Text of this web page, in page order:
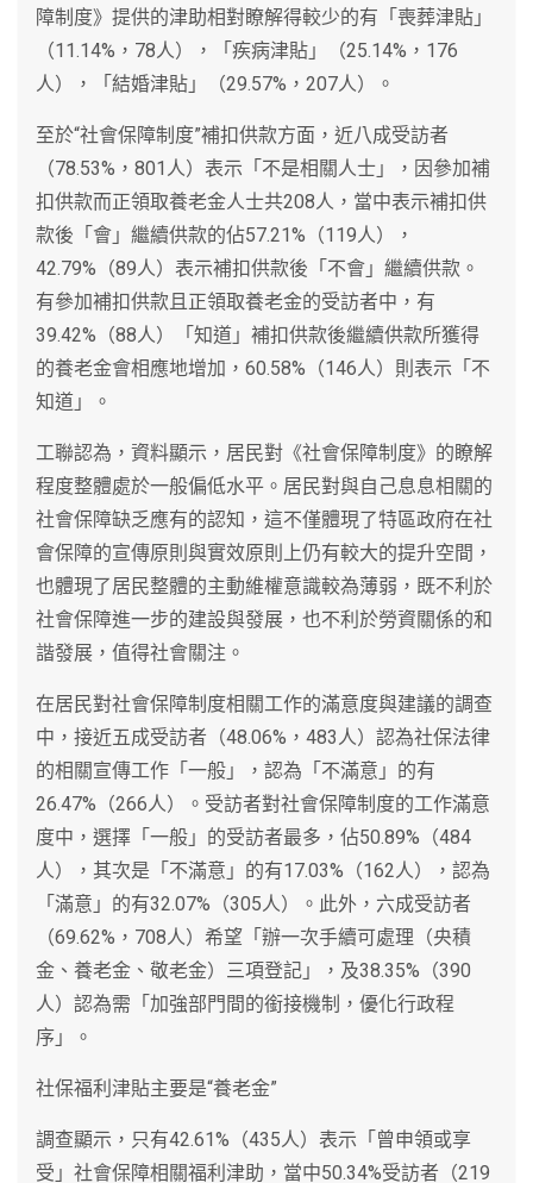
障制度》提供的津助相對瞭解得較少的有「喪葬津貼」
（11.14%，78人），「疾病津貼」（25.14%，176
人），「結婚津貼」（29.57%，207人）。
至於“社會保障制度”補扣供款方面，近八成受訪者
（78.53%，801人）表示「不是相關人士」，因參加補
扣供款而正領取養老金人士共208人，當中表示補扣供
款後「會」繼續供款的佔57.21%（119人），
42.79%（89人）表示補扣供款後「不會」繼續供款。
有參加補扣供款且正領取養老金的受訪者中，有
39.42%（88人）「知道」補扣供款後繼續供款所獲得
的養老金會相應地增加，60.58%（146人）則表示「不
知道」。
工聯認為，資料顯示，居民對《社會保障制度》的瞭解
程度整體處於一般偏低水平。居民對與自己息息相關的
社會保障缺乏應有的認知，這不僅體現了特區政府在社
會保障的宣傳原則與實效原則上仍有較大的提升空間，
也體現了居民整體的主動維權意識較為薄弱，既不利於
社會保障進一步的建設與發展，也不利於勞資關係的和
諧發展，值得社會關注。
在居民對社會保障制度相關工作的滿意度與建議的調查
中，接近五成受訪者（48.06%，483人）認為社保法律
的相關宣傳工作「一般」，認為「不滿意」的有
26.47%（266人）。受訪者對社會保障制度的工作滿意
度中，選擇「一般」的受訪者最多，佔50.89%（484
人），其次是「不滿意」的有17.03%（162人），認為
「滿意」的有32.07%（305人）。此外，六成受訪者
（69.62%，708人）希望「辦一次手續可處理（央積
金、養老金、敬老金）三項登記」，及38.35%（390
人）認為需「加強部門間的銜接機制，優化行政程
序」。
社保福利津貼主要是“養老金”
調查顯示，只有42.61%（435人）表示「曾申領或享
受」社會保障相關福利津助，當中50.34%受訪者（219